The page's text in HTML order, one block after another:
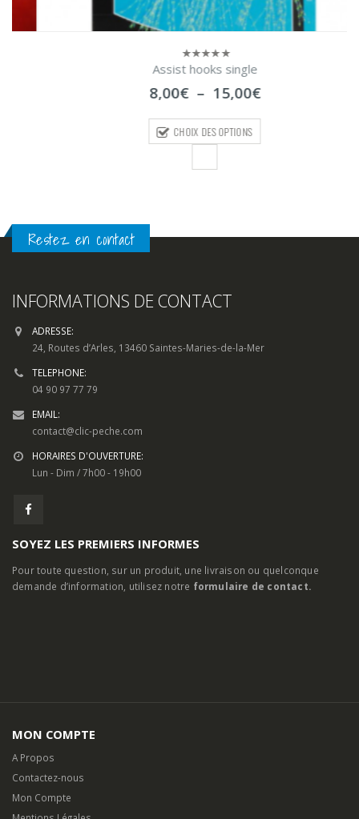
0
5
Assist hooks single
8,00€ – 15,00€Plage
prix :
8,00€
à
CHOIX DES OPTIONS
Restez en contact
INFORMATIONS DE CONTACT
ADRESSE:
24, Routes d’Arles, 13460 Saintes-Maries-de-la-Mer
TELEPHONE:
04 90 97 77 79
EMAIL:
contact@clic-peche.com
HORAIRES D'OUVERTURE:
Lun - Dim / 7h00 - 19h00
SOYEZ LES PREMIERS INFORMES
Pour toute question, sur un produit, une livraison ou quelconque
demande d’information, utilisez notre formulaire de contact.
MON COMPTE
A Propos
Contactez-nous
Mon Compte